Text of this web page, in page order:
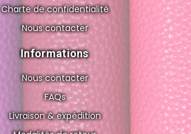
Charte de confidentialité
Nous contacter
Informations
Nous contacter
FAQs
Livraison & expédition